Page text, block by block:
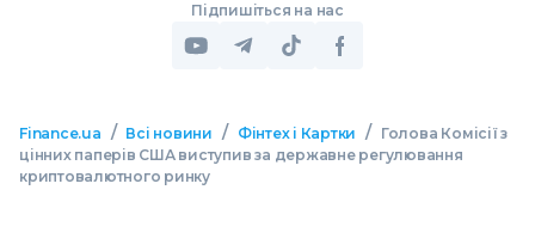
Підпишіться на нас
Finance.ua / Всі новини / Фінтех і Картки /
Голова Комісії з
цінних паперів США виступив за державне регулювання
криптовалютного ринку